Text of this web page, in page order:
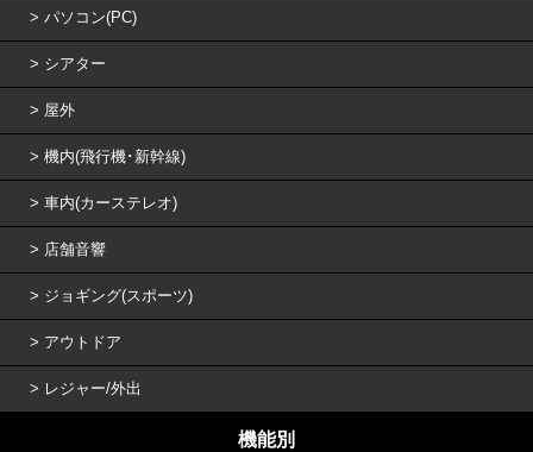
パソコン(PC)
シアター
屋外
機内(飛行機･新幹線)
車内(カーステレオ)
店舗音響
ジョギング(スポーツ)
アウトドア
レジャー/外出
機能別